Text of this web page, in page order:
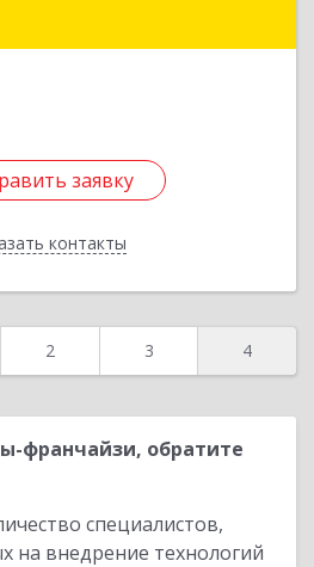
заявку
контакты
заявку
Назад
2 3 4
франчайзи, обратите
специалистов,
на внедрение технологий